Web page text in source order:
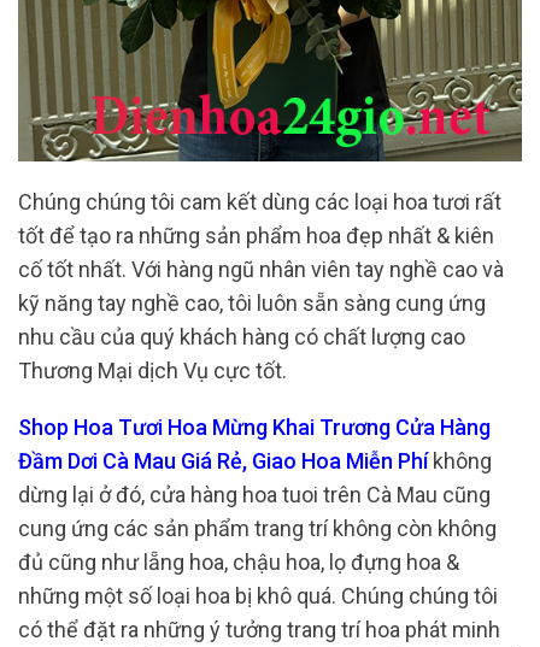
Chúng chúng tôi cam kết dùng các loại hoa tươi rất
tốt để tạo ra những sản phẩm hoa đẹp nhất & kiên
cố tốt nhất. Với hàng ngũ nhân viên tay nghề cao và
kỹ năng tay nghề cao, tôi luôn sẵn sàng cung ứng
nhu cầu của quý khách hàng có chất lượng cao
Thương Mại dịch Vụ cực tốt.
Shop Hoa Tươi Hoa Mừng Khai Trương Cửa Hàng
Đầm Dơi Cà Mau Giá Rẻ, Giao Hoa Miễn Phíkhông
dừng lại ở đó, cửa hàng hoa tuoi trên Cà Mau cũng
cung ứng các sản phẩm trang trí không còn không
đủ cũng như lẵng hoa, chậu hoa, lọ đựng hoa &
những một số loại hoa bị khô quá. Chúng chúng tôi
có thể đặt ra những ý tưởng trang trí hoa phát minh